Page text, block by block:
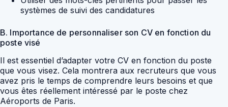
systèmes de suivi des candidatures
B. Importance de personnaliser son CV en fonction du
poste visé
Il est essentiel d’adapter votre CV en fonction du poste
que vous visez. Cela montrera aux recruteurs que vous
avez pris le temps de comprendre leurs besoins et que
vous êtes réellement intéressé par le poste chez
Aéroports de Paris.